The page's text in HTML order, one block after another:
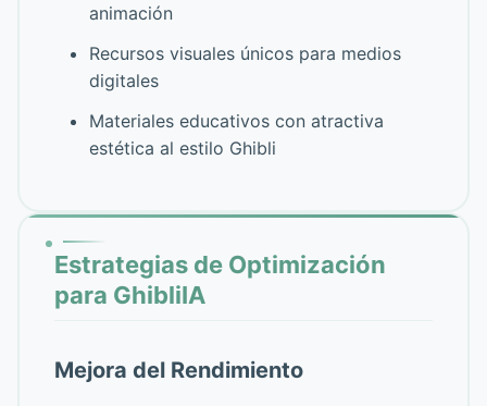
animación
Recursos visuales únicos para medios
digitales
Materiales educativos con atractiva
estética al estilo Ghibli
Estrategias de Optimización
para GhibliIA
Mejora del Rendimiento